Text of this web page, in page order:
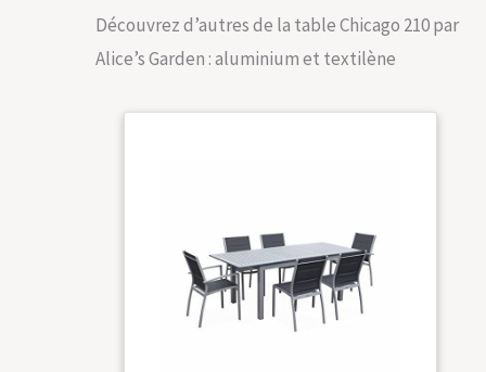
Découvrez d’autres de la table Chicago 210 par
Alice’s Garden : aluminium et textilène